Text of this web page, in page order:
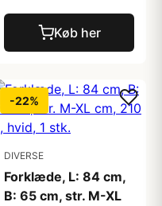
Køb her
-22%
DIVERSE
Forklæde, L: 84 cm,
B: 65 cm, str. M-XL